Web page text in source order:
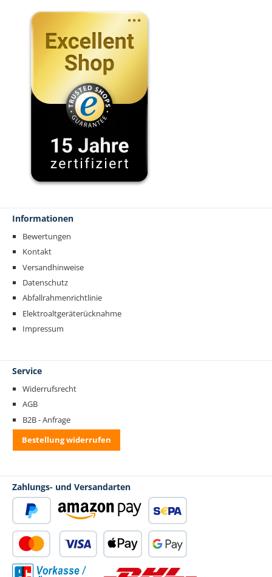
Informationen
Bewertungen
Kontakt
Versandhinweise
Datenschutz
Abfallrahmenrichtlinie
Elektroaltgeräterücknahme
Impressum
Service
Widerrufsrecht
AGB
B2B - Anfrage
Bestellung widerrufen
Zahlungs- und Versandarten
PayPal Amazon Pay
Kredit- oder Debitkarte
SEPA Lastschrift